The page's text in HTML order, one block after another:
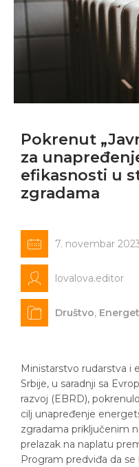
Pokrenut
za
efikasnosti u
zgradama
7. novembar
lovalova.editor
Društvo,
Ministarstvo rudarstva i
Srbije, u saradnji sa
razvoj (EBRD),
cilj unapređenje
zgradama priključenim
prelazak na naplatu
Program predviđa da